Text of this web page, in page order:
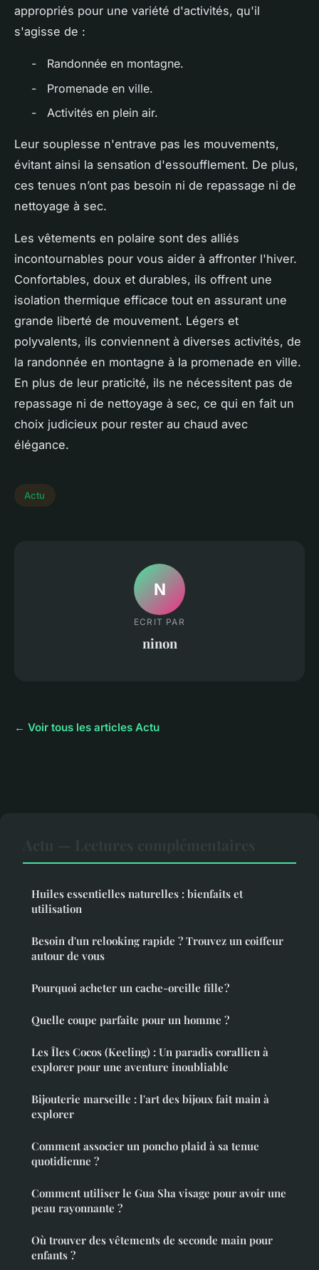
appropriés pour une variété d'activités, qu'il
s'agisse de :
- Randonnée en montagne.
- Promenade en ville.
- Activités en plein air.
Leur souplesse n'entrave pas les mouvements,
évitant ainsi la sensation d'essoufflement. De plus,
ces tenues n’ont pas besoin ni de repassage ni de
nettoyage à sec.
Les vêtements en polaire sont des alliés
incontournables pour vous aider à affronter l'hiver.
Confortables, doux et durables, ils offrent une
isolation thermique efficace tout en assurant une
grande liberté de mouvement. Légers et
polyvalents, ils conviennent à diverses activités, de
la randonnée en montagne à la promenade en ville.
En plus de leur praticité, ils ne nécessitent pas de
repassage ni de nettoyage à sec, ce qui en fait un
choix judicieux pour rester au chaud avec
élégance.
Actu
N
ECRIT PAR
ninon
← Voir tous les articles Actu
Huiles essentielles naturelles : bienfaits et
utilisation
Besoin d'un relooking rapide ? Trouvez un coiffeur
autour de vous
Pourquoi acheter un cache-oreille fille ?
Quelle coupe parfaite pour un homme ?
Les Îles Cocos (Keeling) : Un paradis corallien à
explorer pour une aventure inoubliable
Bijouterie marseille : l'art des bijoux fait main à
explorer
Comment associer un poncho plaid à sa tenue
quotidienne ?
Comment utiliser le Gua Sha visage pour avoir une
peau rayonnante ?
Où trouver des vêtements de seconde main pour
enfants ?